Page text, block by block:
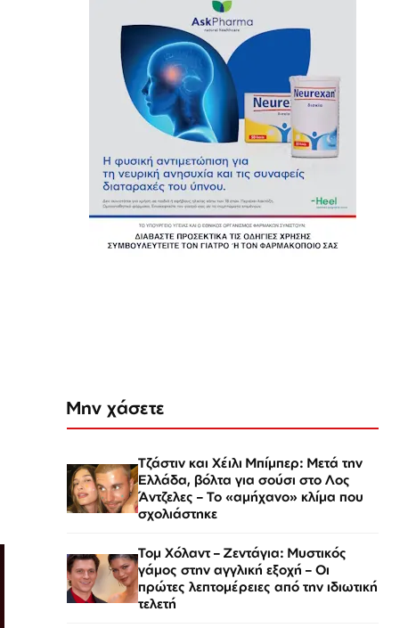
Μην χάσετε
Τζάστιν και Χέιλι Μπίμπερ: Μετά την
Ελλάδα, βόλτα για σούσι στο Λος
Άντζελες – Το «αμήχανο» κλίμα που
σχολιάστηκε
Τομ Χόλαντ – Ζεντάγια: Μυστικός
γάμος στην αγγλική εξοχή – Οι
πρώτες λεπτομέρειες από την ιδιωτική
τελετή